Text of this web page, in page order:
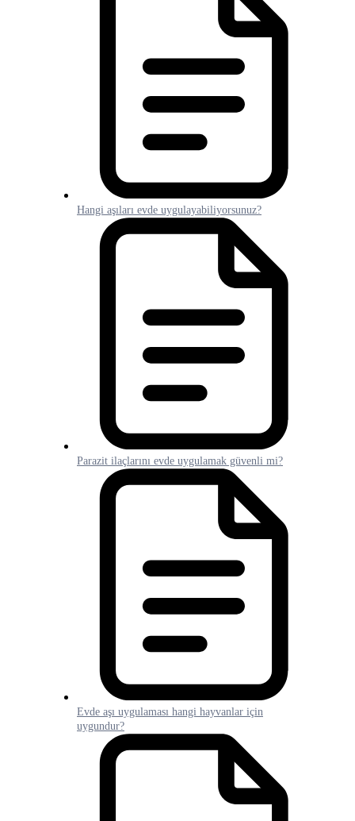
Hangi aşıları evde uygulayabiliyorsunuz?
Parazit ilaçlarını evde uygulamak güvenli mi?
Evde aşı uygulaması hangi hayvanlar için
uygundur?